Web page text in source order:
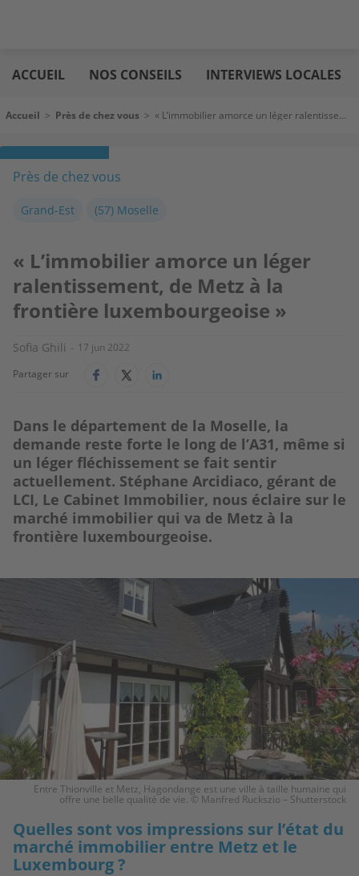
au
contenu
immo
ACCUEIL NOS CONSEILS INTERVIEWS LOCALES
Fil d'Ariane
Accueil > Près de chez vous > « L’immobilier amorce un léger ralentissement, de Metz à la frontière luxembourgeoise »
Près de chez vous
Grand-Est (57) Moselle
« L’immobilier amorce un léger
ralentissement, de Metz à la
frontière luxembourgeoise »
Sofia Ghili
17 jun 2022
Partager sur
Dans le département de la Moselle, la
demande reste forte le long de l’A31, même si
un léger fléchissement se fait sentir
actuellement. Stéphane Arcidiaco, gérant de
LCI, Le Cabinet Immobilier, nous éclaire sur le
marché immobilier qui va de Metz à la
frontière luxembourgeoise.
Entre Thionville et Metz, Hagondange est une ville à taille humaine qui
offre une belle qualité de vie. © Manfred Ruckszio – Shutterstock
Quelles sont vos impressions sur l’état du
marché immobilier entre Metz et le
Luxembourg ?